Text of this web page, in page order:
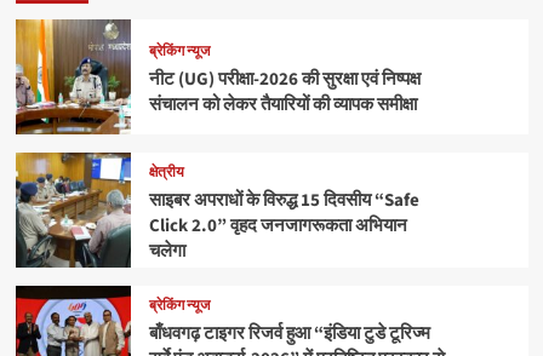
ब्रेकिंग न्यूज
नीट (UG) परीक्षा-2026 की सुरक्षा एवं निष्पक्ष
संचालन को लेकर तैयारियों की व्यापक समीक्षा
क्षेत्रीय
साइबर अपराधों के विरुद्ध 15 दिवसीय “Safe
Click 2.0” वृहद जनजागरूकता अभियान
चलेगा
ब्रेकिंग न्यूज
बाँधवगढ़ टाइगर रिजर्व हुआ “इंडिया टुडे टूरिज्म